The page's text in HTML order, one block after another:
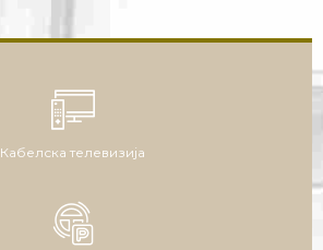
Кабелска телевизија